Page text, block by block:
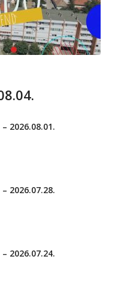
2026.08.01.
2026.07.28.
2026.07.24.